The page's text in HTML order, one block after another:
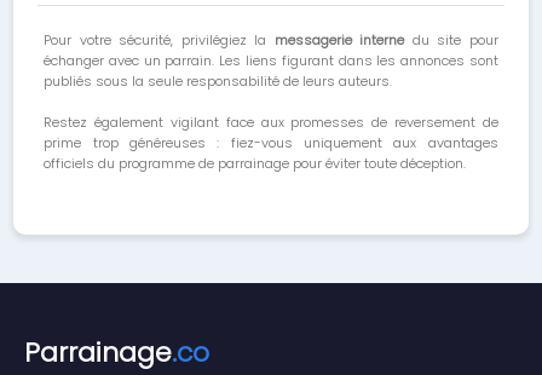
Pour votre sécurité, privilégiez la messagerie internedu site pour
échanger avec un parrain. Les liens figurant dans les annonces sont
publiés sous la seule responsabilité de leurs auteurs.
Restez également vigilant face aux promesses de reversement de
prime trop généreuses : fiez-vous uniquement aux avantages
officiels du programme de parrainage pour éviter toute déception.
Parrainage.co